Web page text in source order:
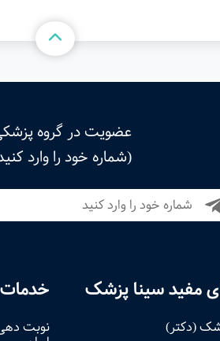
عضویت در گروه
(شماره خود را وارد
مفید سینا پزشک
(دکتر) نوبت‌ دهی